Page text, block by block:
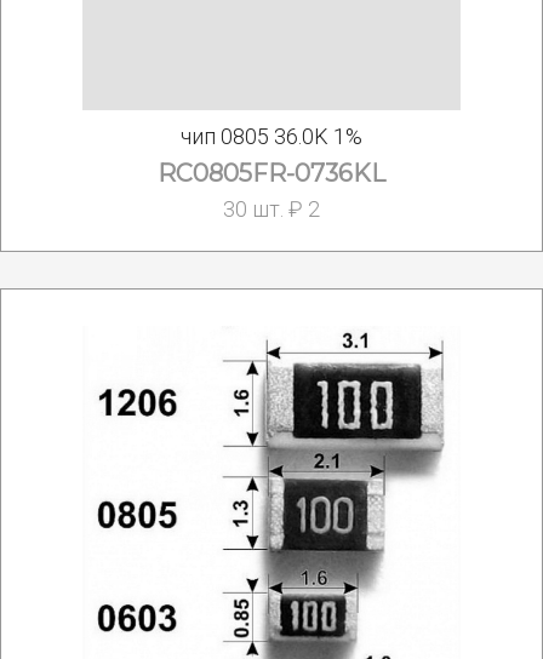
чип 0805 36.0K 1%
RC0805FR-0736KL
30 шт. ₽ 2